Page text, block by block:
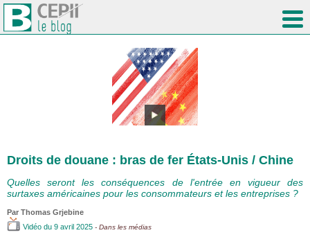
Droits de douane : bras de fer États-Unis / Chine
Quelles seront les conséquences de l'entrée en vigueur des
surtaxes américaines pour les consommateurs et les entreprises ?
Par Thomas Grjebine
Vidéo du 9 avril 2025 - Dans les médias